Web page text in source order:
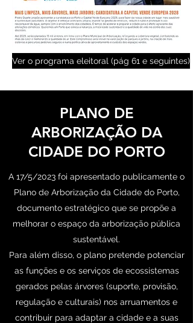
Ver o programa eleitoral (pág 61 e seguintes)
PLANO DE
ARBORIZAÇÃO DA
CIDADE DO PORTO
A 17/5/2023 foi apresentado publicamente o
Plano de Arborização da Cidade do Porto,
documento estratégico que se propõe a
melhorar o espaço da arborização pública
sustentável.
Para além disso, o plano pretende potenciar
as funções e os serviços de ecossistemas
gerados pelas árvores (suporte, provisão,
regulação e culturais) nos arruamentos e
contribuir para adaptar a cidade e a suas